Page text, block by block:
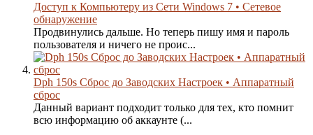
Доступ к Компьютеру из Сети Windows 7 • Сетевое
обнаружение
Продвинулись дальше. Но теперь пишу имя и пароль
пользователя и ничего не проис...
Dph 150s Сброс до Заводских Настроек • Аппаратный
сброс
Данный вариант подходит только для тех, кто помнит
всю информацию об аккаунте (...